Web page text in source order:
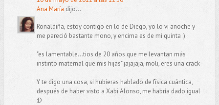
Ana María dijo...
Ronaldiña, estoy contigo en lo de Diego, yo lo vi anoche y
me pareció bastante mono, y encima es de mi quinta :)
"es lamentable...tios de 20 años que me levantan más
instinto maternal que mis hijas" jajajaja, moli, eres una crack
Y te digo una cosa, si hubieras hablado de física cuántica,
después de haber visto a Xabi Alonso, me habría dado igual
:D